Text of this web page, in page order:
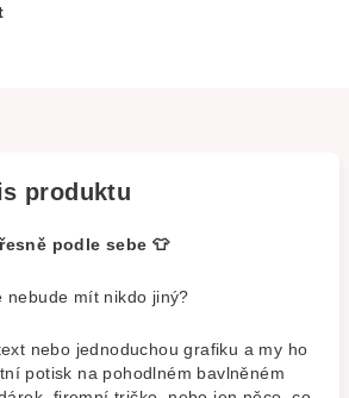
produktu
podle sebe 👕
nebude mít nikdo jiný?
nebo jednoduchou grafiku a my ho
potisk na pohodlném bavlněném